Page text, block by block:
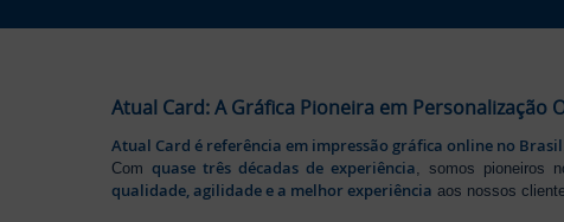
Atual Card: A Gráfica Pioneira em Personalização
Atual Card é referência em impressão gráfica online no Brasil
Comquase três décadas de experiência, somos pioneiros
qualidade, agilidade e a melhor experiência aos nossos